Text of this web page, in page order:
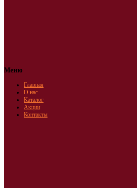
Меню
Главная
О нас
Каталог
Акции
Контакты